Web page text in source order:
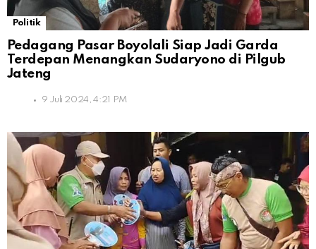
Politik
Pedagang Pasar Boyolali Siap Jadi Garda
Terdepan Menangkan Sudaryono di Pilgub
Jateng
9 Juli 2024, 4:21 PM